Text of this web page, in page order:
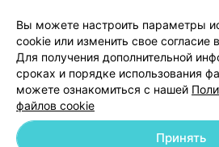
Персональные
Обработка
Вы можете настроить параметры
cookie или изменить свое согласие
Для получения дополнительной
сроках и порядке использования
можете ознакомиться с нашей
файлов cookie
Принять